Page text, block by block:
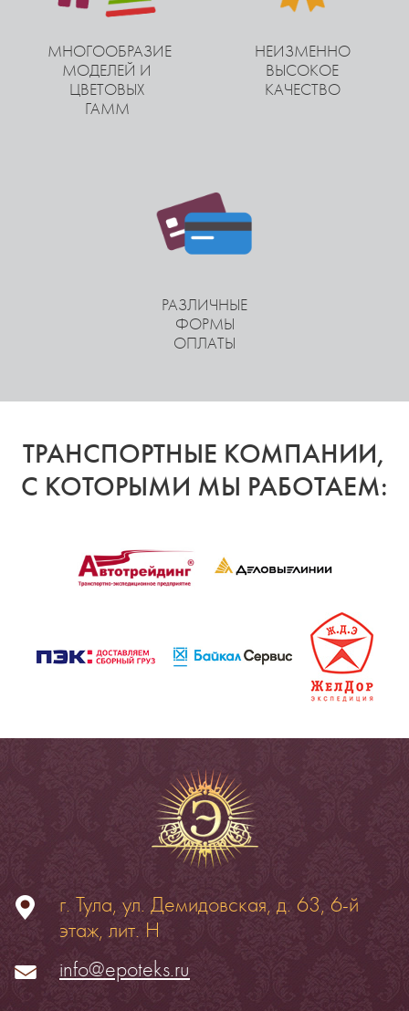
МНОГООБРАЗИЕ
МОДЕЛЕЙ И
ЦВЕТОВЫХ
ГАММ
НЕИЗМЕННО
ВЫСОКОЕ
КАЧЕСТВО
РАЗЛИЧНЫЕ
ФОРМЫ
ОПЛАТЫ
ТРАНСПОРТНЫЕ КОМПАНИИ,
С КОТОРЫМИ МЫ РАБОТАЕМ:
г. Тула, ул. Демидовская, д. 63, 6-й
этаж, лит. Н
info@epoteks.ru